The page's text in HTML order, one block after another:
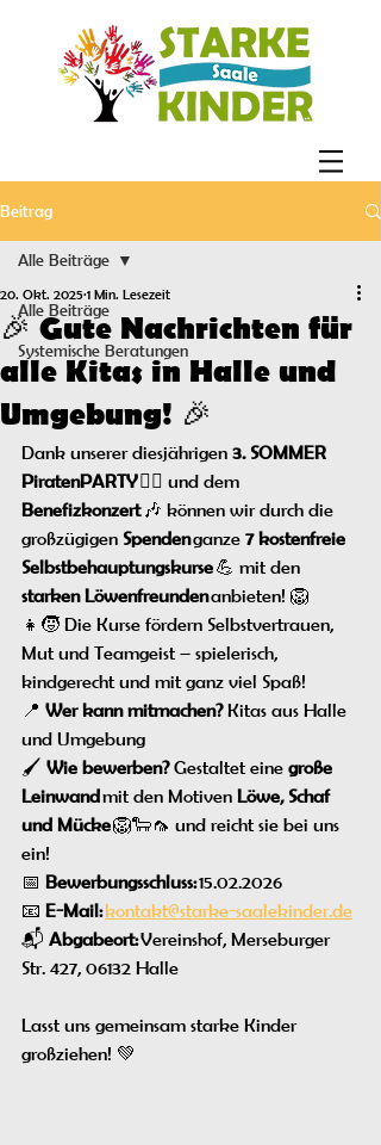
Beitrag
Alle Beiträge
Systemische Beratungen
Alle Beiträge
🎉 Gute Nachrichten für
alle Kitas in Halle und
Umgebung! 🎉
20. Okt. 2025 1 Min. Lesezeit
Dank unserer diesjährigen 3. SOMMER
PiratenPARTY 🏴‍☠️ und dem
Benefizkonzert 🎶 können wir durch die
großzügigen Spenden ganze 7 kostenfreie
Selbstbehauptungskurse 💪 mit den
starken Löwenfreunden anbieten! 🦁
👧🧒 Die Kurse fördern Selbstvertrauen,
Mut und Teamgeist – spielerisch,
kindgerecht und mit ganz viel Spaß!
📍 Wer kann mitmachen? Kitas aus Halle
und Umgebung
🖌️ Wie bewerben? Gestaltet eine große
Leinwand mit den Motiven Löwe, Schaf
und Mücke 🦁🐑🦟 und reicht sie bei uns
ein!
📅 Bewerbungsschluss: 15.02.2026
📧 E-Mail:kontakt@starke-saalekinder.de
📬 Abgabeort: Vereinshof, Merseburger
Str. 427, 06132 Halle
Lasst uns gemeinsam starke Kinder
großziehen! 💚